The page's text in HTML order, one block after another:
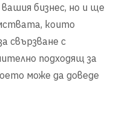
бизнес, но и ще
които
свързване с
подходящ за
може да доведе